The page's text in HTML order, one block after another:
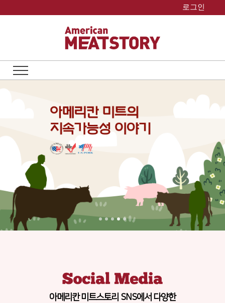
로그인
아메리칸 미트스토리 SNS에서 다양한